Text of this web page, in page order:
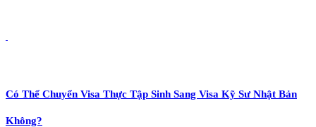
Có Thể Chuyển Visa Thực Tập Sinh Sang Visa Kỹ Sư Nhật Bản
Không?